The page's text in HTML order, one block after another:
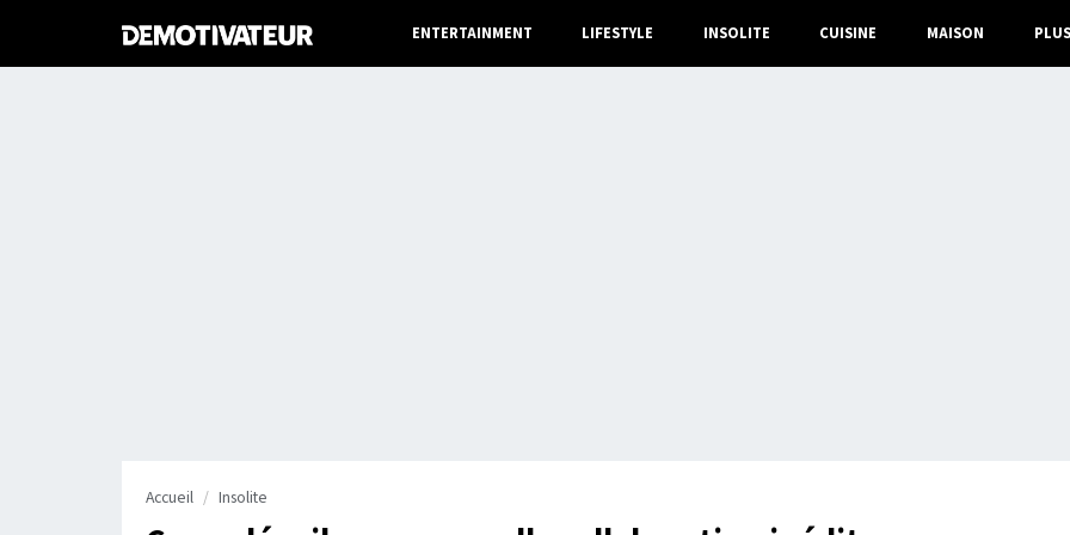
ENTERTAINMENT LIFESTYLE INSOLITE CUISINE MAISON PLUS
Accueil Insolite